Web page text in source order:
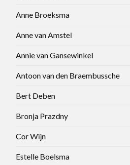
Anne Broeksma
Anne van Amstel
Annie van Gansewinkel
Antoon van den Braembussche
Bert Deben
Bronja Prazdny
Cor Wijn
Estelle Boelsma